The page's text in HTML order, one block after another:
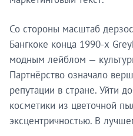
Со стороны масштаб
Бангкоке конца 1990-х
модным лейблом —
Партнёрство означало
репутации в стране. Уйти
косметики из цветочной
эксцентричностью. В